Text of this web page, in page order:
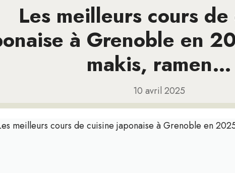
Les meilleurs cours
à Grenoble en
makis, ramen…
10 avril 2025
meilleurs cours de cuisine japonaise à Grenoble en